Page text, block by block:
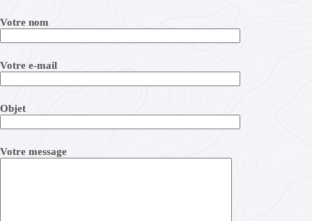
Votre nom
Votre e-mail
Objet
Votre message